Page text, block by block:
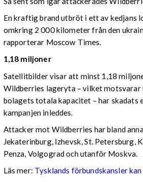
En kraftig brand utbröt i ett av kedjans
omkring 2 000 kilometer från den
rapporterar Moscow Times.
1,18 miljoner
Satellitbilder visar att minst 1,18
Wildberries lageryta – vilket motsvarar
bolagets totala kapacitet – har skadats
kampanjen inleddes.
Attacker mot Wildberries har bland
Jekaterinburg, Izhevsk, St. Petersburg,
Penza, Volgograd och utanför Moskva.
Läs mer: Tysklands förbundskansler